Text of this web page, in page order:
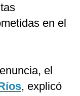
en el
el
, explicó